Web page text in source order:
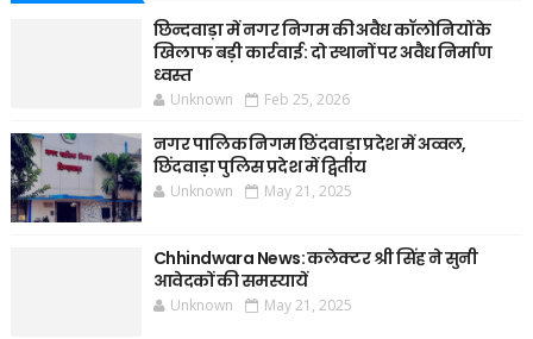
छिन्दवाड़ा में नगर निगम की अवैध कॉलोनियों के
खिलाफ बड़ी कार्रवाई: दो स्थानों पर अवैध निर्माण
ध्वस्त
Unknown Feb 25, 2026
नगर पालिक निगम छिंदवाड़ा प्रदेश में अव्वल,
छिंदवाड़ा पुलिस प्रदेश में द्वितीय
Unknown May 21, 2025
Chhindwara News: कलेक्टर श्री सिंह ने सुनी
आवेदकों की समस्यायें
Unknown May 21, 2025